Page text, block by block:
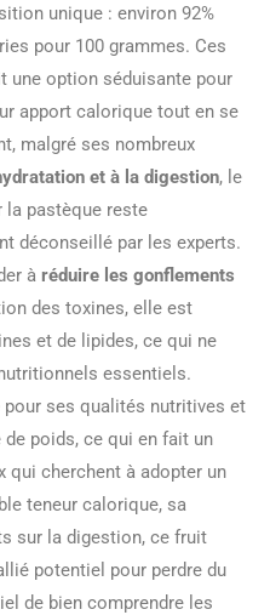
unique : environ 92%
pour 100 grammes. Ces
une option séduisante pour
apport calorique tout en se
malgré ses nombreux
et à la digestion, le
la pastèque reste
déconseillé par les experts.
à réduire les gonflements
des toxines, elle est
et de lipides, ce qui ne
essentiels.
ses qualités nutritives et
poids, ce qui en fait un
qui cherchent à adopter un
teneur calorique, sa
sur la digestion, ce fruit
potentiel pour perdre du
de bien comprendre les